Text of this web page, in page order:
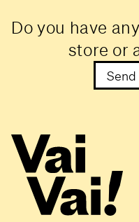
Do you have
store or
Send